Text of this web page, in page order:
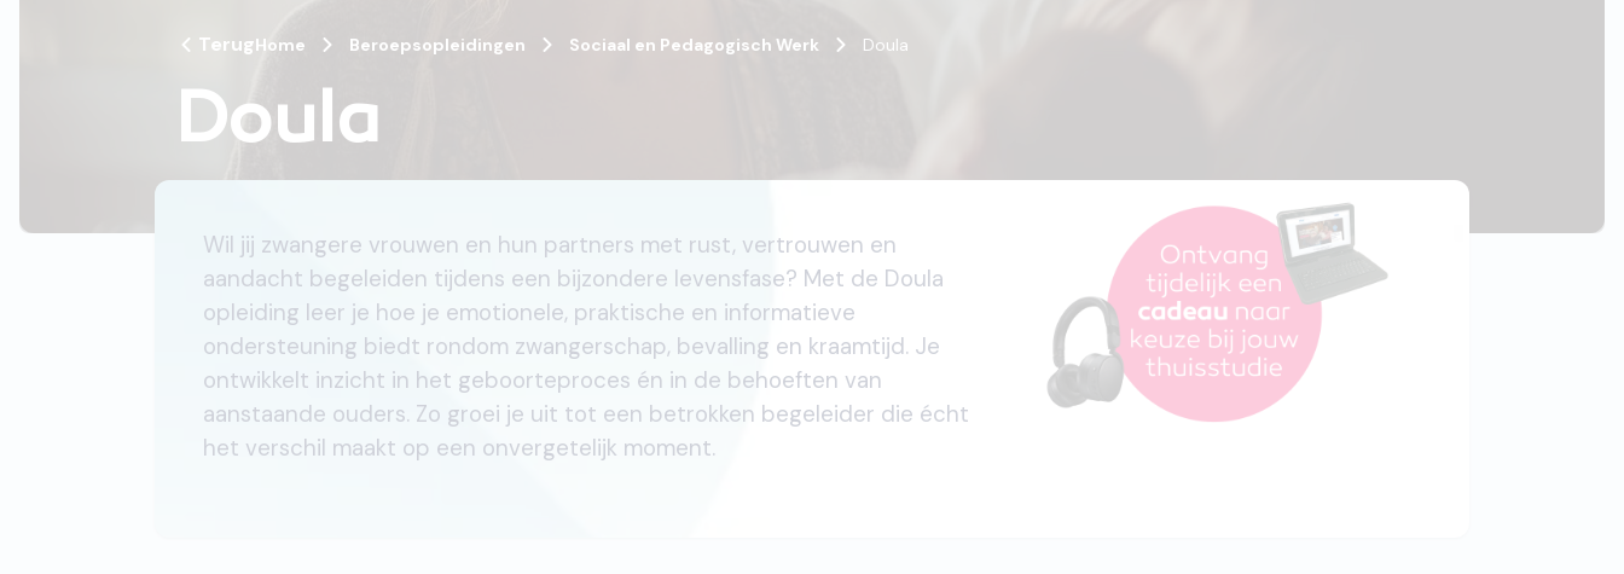
TerugHome Beroepsopleidingen Sociaal en Pedagogisch Werk Doula
Doula
Wil jij zwangere vrouwen en hun partners met rust, vertrouwen en
aandacht begeleiden tijdens een bijzondere levensfase? Met de Doula
opleiding leer je hoe je emotionele, praktische en informatieve
ondersteuning biedt rondom zwangerschap, bevalling en kraamtijd. Je
ontwikkelt inzicht in het geboorteproces én in de behoeften van
aanstaande ouders. Zo groei je uit tot een betrokken begeleider die écht
het verschil maakt op een onvergetelijk moment.